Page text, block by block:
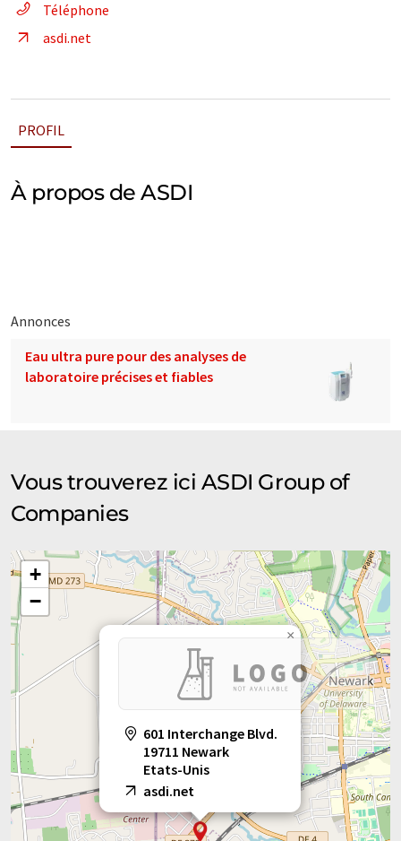
Téléphone
asdi.net
PROFIL
À propos de ASDI
Annonces
Eau ultra pure pour des analyses de
laboratoire précises et fiables
Vous trouverez ici ASDI Group of
Companies
601 Interchange Blvd.
19711 Newark
Etats-Unis
asdi.net
×
+
−